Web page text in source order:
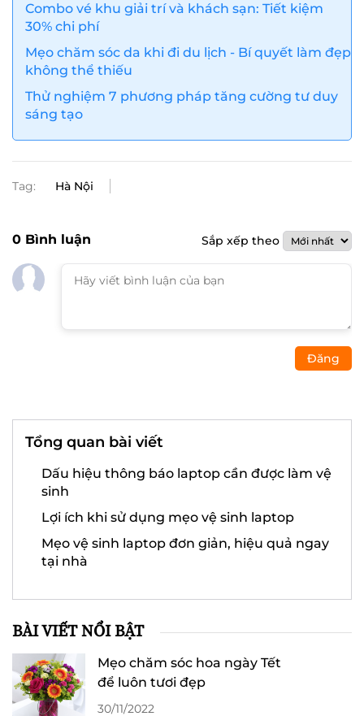
Combo vé khu giải trí và khách sạn: Tiết kiệm
30% chi phí
Mẹo chăm sóc da khi đi du lịch - Bí quyết làm đẹp
không thể thiếu
Thử nghiệm 7 phương pháp tăng cường tư duy
sáng tạo
Tag: Hà Nội
0 Bình luận Sắp xếp theo
Đăng
Tổng quan bài viết
Dấu hiệu thông báo laptop cần được làm vệ
sinh
Lợi ích khi sử dụng mẹo vệ sinh laptop
Mẹo vệ sinh laptop đơn giản, hiệu quả ngay
tại nhà
BÀI VIẾT NỔI BẬT
Mẹo chăm sóc hoa ngày Tết
để luôn tươi đẹp
30/11/2022